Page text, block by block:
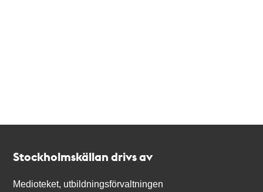
Stockholmskällan drivs av
Medioteket, utbildningsförvaltningen